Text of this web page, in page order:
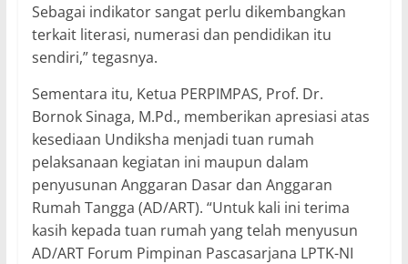
Sebagai indikator sangat perlu dikembangkan
terkait literasi, numerasi dan pendidikan itu
sendiri,” tegasnya.
Sementara itu, Ketua PERPIMPAS, Prof. Dr.
Bornok Sinaga, M.Pd., memberikan apresiasi atas
kesediaan Undiksha menjadi tuan rumah
pelaksanaan kegiatan ini maupun dalam
penyusunan Anggaran Dasar dan Anggaran
Rumah Tangga (AD/ART). “Untuk kali ini terima
kasih kepada tuan rumah yang telah menyusun
AD/ART Forum Pimpinan Pascasarjana LPTK-NI